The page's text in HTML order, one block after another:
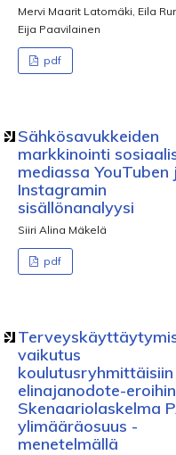
Mervi Maarit Latomäki, Eila
Eija Paavilainen
pdf
Sähkösavukkeiden
markkinointi
mediassa YouTuben
Instagramin
sisällönanalyysi
Siiri Alina Mäkelä
pdf
vaikutus
koulutusryhmittäisiin
elinajanodote-
Skenaariolaskelma
ylimääräosuus -
menetelmällä